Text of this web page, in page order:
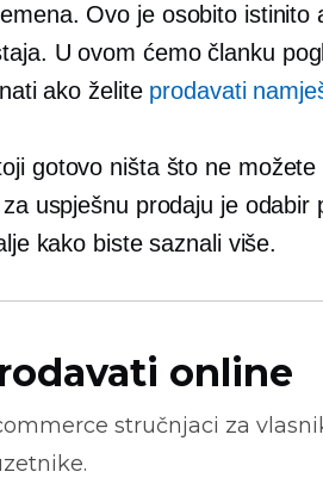
Ovo je osobito istinito
U ovom ćemo članku
ako želite prodavati
gotovo ništa što ne
uspješnu prodaju je odabir
kako biste saznali više.
online
stručnjaci za